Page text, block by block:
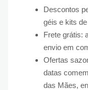
Descontos
géis e kits
Frete grátis:
envio em
Ofertas
datas
das Mães,